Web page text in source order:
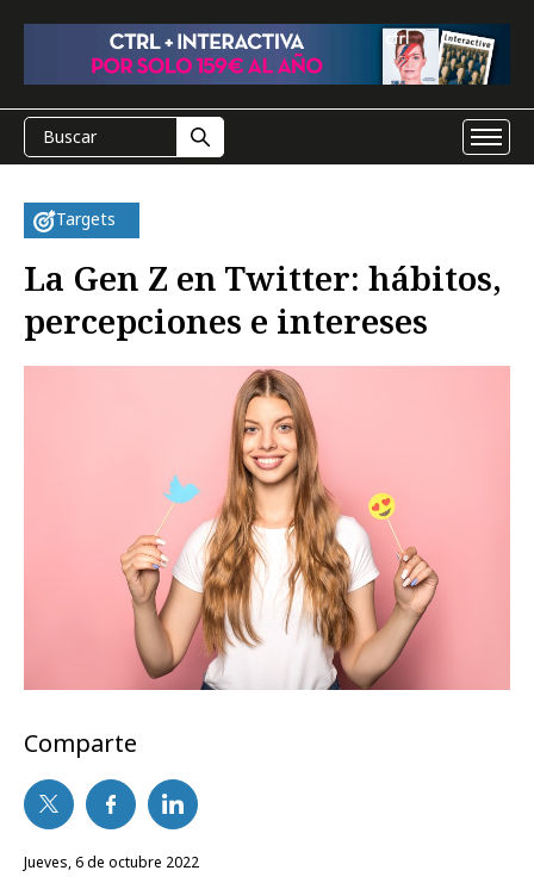
Targets
La Gen Z en Twitter: hábitos,
percepciones e intereses
Comparte
jueves, 6 de octubre 2022